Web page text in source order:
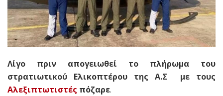
Λίγο πριν απογειωθεί το πλήρωμα του
στρατιωτικού Ελικοπτέρου της Α.Σ με τους
Αλεξιπτωτιστές πόζαρε.